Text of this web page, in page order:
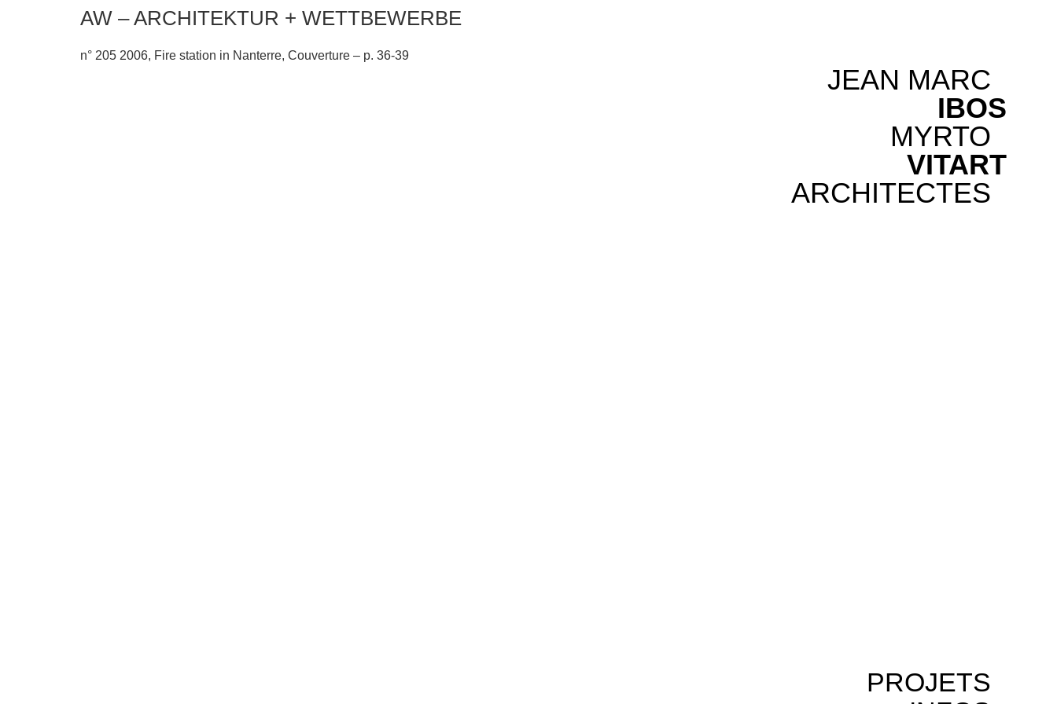
JEAN MARC
IBOS
MYRTO
VITART
ARCHITECTES
PROJETS
AW – ARCHITEKTUR + WETTBEWERBE
n° 205 2006, Fire station in Nanterre, Couverture – p. 36-39